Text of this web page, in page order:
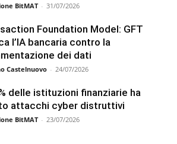
BitMAT - 31/07/2026
Foundation Model: GFT
l’IA bancaria contro la
dei dati
Castelnuovo - 24/07/2026
delle istituzioni finanziarie ha
attacchi cyber distruttivi
BitMAT - 23/07/2026